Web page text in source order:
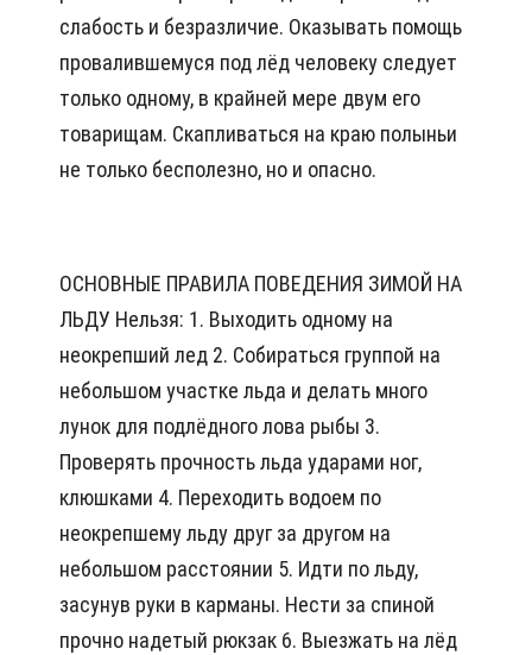
слабость и безразличие. Оказывать помощь
провалившемуся под лёд человеку следует
только одному, в крайней мере двум его
товарищам. Скапливаться на краю полыньи
не только бесполезно, но и опасно.
ОСНОВНЫЕ ПРАВИЛА ПОВЕДЕНИЯ ЗИМОЙ НА
ЛЬДУ Нельзя: 1. Выходить одному на
неокрепший лед 2. Собираться группой на
небольшом участке льда и делать много
лунок для подлёдного лова рыбы 3.
Проверять прочность льда ударами ног,
клюшками 4. Переходить водоем по
неокрепшему льду друг за другом на
небольшом расстоянии 5. Идти по льду,
засунув руки в карманы. Нести за спиной
прочно надетый рюкзак 6. Выезжать на лёд